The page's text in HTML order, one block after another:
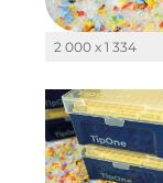
2 000 x 1 334